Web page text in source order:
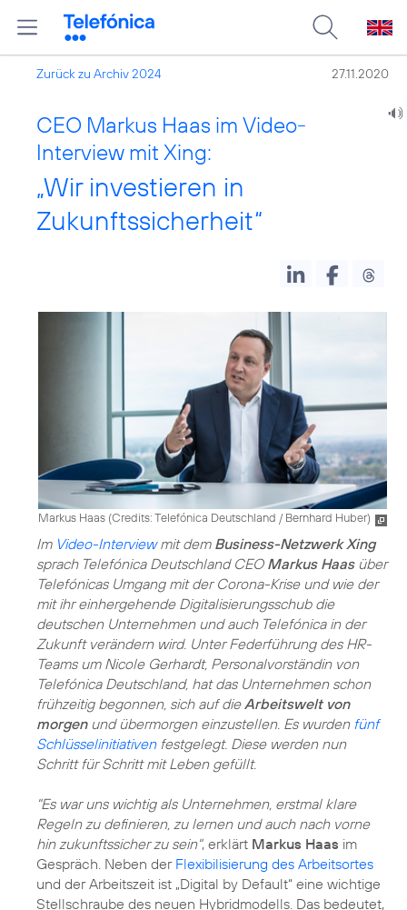
Zurück zu Archiv 2024 27.11.2020
CEO Markus Haas im Video-
Interview mit Xing:
„Wir investieren in
Zukunftssicherheit“
Markus Haas (Credits: Telefónica Deutschland / Bernhard Huber)
Im Video-Interviewmit dem Business-Netzwerk Xing
sprach Telefónica Deutschland CEO Markus Haasüber
Telefónicas Umgang mit der Corona-Krise und wie der
mit ihr einhergehende Digitalisierungsschub die
deutschen Unternehmen und auch Telefónica in der
Zukunft verändern wird. Unter Federführung des HR-
Teams um Nicole Gerhardt, Personalvorständin von
Telefónica Deutschland, hat das Unternehmen schon
frühzeitig begonnen, sich auf dieArbeitswelt von
morgenund übermorgen einzustellen. Es wurden fünf
Schlüsselinitiativenfestgelegt. Diese werden nun
Schritt für Schritt mit Leben gefüllt.
"Es war uns wichtig als Unternehmen, erstmal klare
Regeln zu definieren, zu lernen und auch nach vorne
hin zukunftssicher zu sein", erklärt Markus Haas im
Gespräch. Neben der Flexibilisierung des Arbeitsortes
und der Arbeitszeit ist „Digital by Default“ eine wichtige
Stellschraube des neuen Hybridmodells. Das bedeutet,